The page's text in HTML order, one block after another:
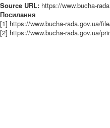
Source URL: https://www.bucha-
Посилання
[1] https://www.bucha-rada.gov.ua/
[2] https://www.bucha-rada.gov.ua/